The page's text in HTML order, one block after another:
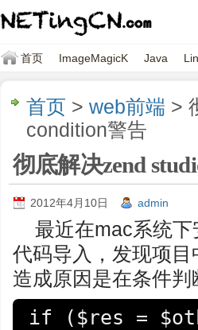
首页 ImageMagicK Java
首页 > web前端 >
condition警告
彻底解决zend
2012年4月10日 admin
最近在mac系统
代码导入，发现项目
造成原因是在条件
if ($res =